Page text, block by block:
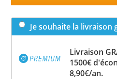
Je souhaite la
Livraison
1500€
8,90€/an.